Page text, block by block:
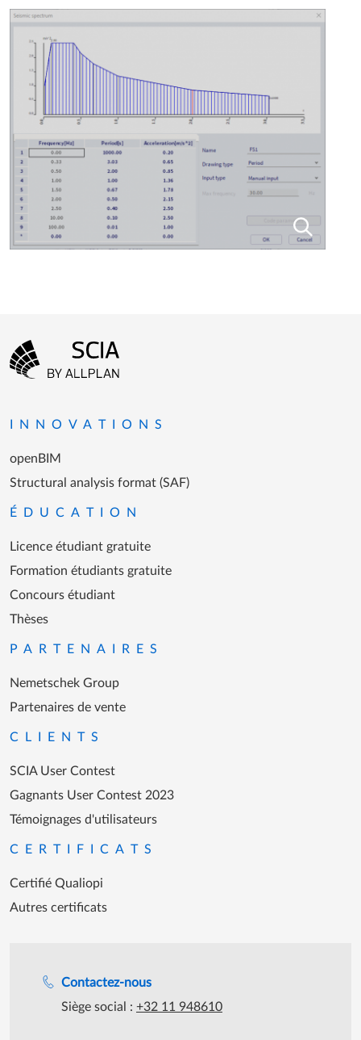
Contactez-nous
Siège social : +32 11 948610
Menu Pied de page
INNOVATIONS
openBIM
Structural analysis format (SAF)
ÉDUCATION
Licence étudiant gratuite
Formation étudiants gratuite
Concours étudiant
Thèses
PARTENAIRES
Nemetschek Group
Partenaires de vente
CLIENTS
SCIA User Contest
Gagnants User Contest 2023
Témoignages d'utilisateurs
CERTIFICATS
Certifié Qualiopi
Autres certificats